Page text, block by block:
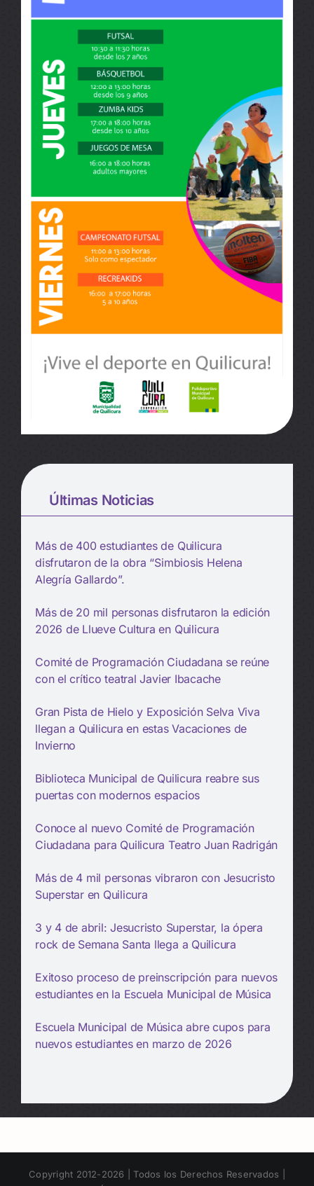
Últimas Noticias
Más de 400 estudiantes de Quilicura
disfrutaron de la obra “Simbiosis Helena
Alegría Gallardo”.
Más de 20 mil personas disfrutaron la edición
2026 de Llueve Cultura en Quilicura
Comité de Programación Ciudadana se reúne
con el crítico teatral Javier Ibacache
Gran Pista de Hielo y Exposición Selva Viva
llegan a Quilicura en estas Vacaciones de
Invierno
Biblioteca Municipal de Quilicura reabre sus
puertas con modernos espacios
Conoce al nuevo Comité de Programación
Ciudadana para Quilicura Teatro Juan Radrigán
Más de 4 mil personas vibraron con Jesucristo
Superstar en Quilicura
3 y 4 de abril: Jesucristo Superstar, la ópera
rock de Semana Santa llega a Quilicura
Exitoso proceso de preinscripción para nuevos
estudiantes en la Escuela Municipal de Música
Escuela Municipal de Música abre cupos para
nuevos estudiantes en marzo de 2026
Copyright 2012-2026 | Todos los Derechos Reservados |